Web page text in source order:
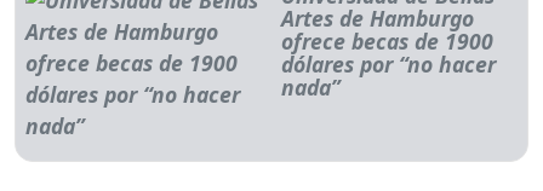
Artes de Hamburgo
ofrece becas de 1900
dólares por “no hacer
nada”